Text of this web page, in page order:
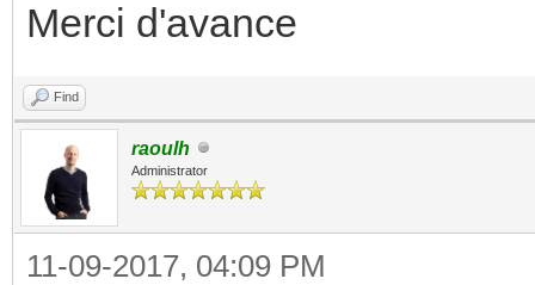
Merci d'avance
Find
raoulh
Administrator
11-09-2017, 04:09 PM